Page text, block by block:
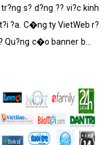
s? d?ng ?? vi?c kinh
?a. C�ng ty VietWeb r?
Qu?ng c�o banner b�n